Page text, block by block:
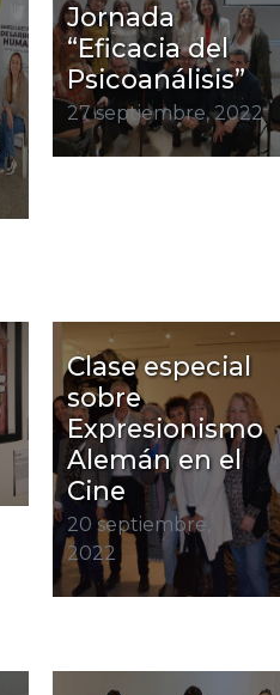
Jornada
“Eficacia del
Psicoanálisis”
27 septiembre, 2022
Clase especial
sobre
Expresionismo
Alemán en el
Cine
20 septiembre,
2022